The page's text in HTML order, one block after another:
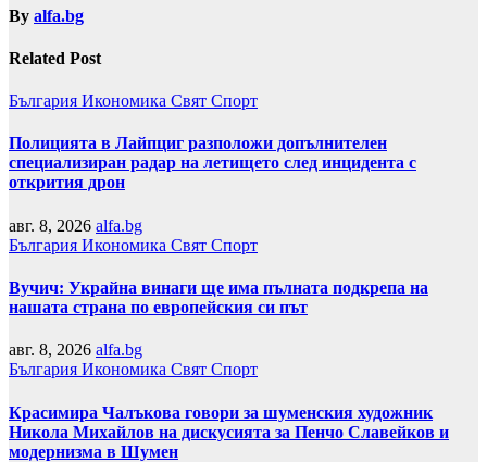
By alfa.bg
Related Post
България Икономика Свят Спорт
Полицията в Лайпциг разположи допълнителен
специализиран радар на летището след инцидента с
открития дрон
авг. 8, 2026 alfa.bg
България Икономика Свят Спорт
Вучич: Украйна винаги ще има пълната подкрепа на
нашата страна по европейския си път
авг. 8, 2026 alfa.bg
България Икономика Свят Спорт
Красимира Чалъкова говори за шуменския художник
Никола Михайлов на дискусията за Пенчо Славейков и
модернизма в Шумен